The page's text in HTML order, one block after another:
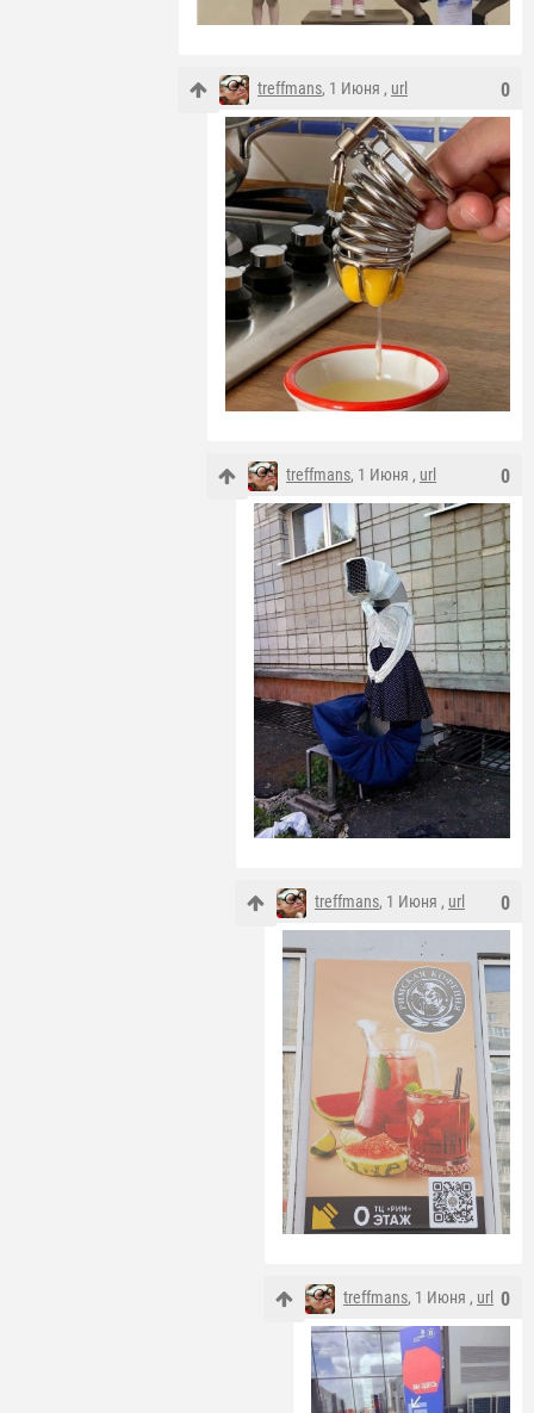
0
treffmans, 1 Июня , url
0
treffmans, 1 Июня , url
0
treffmans, 1 Июня , url
0
treffmans, 1 Июня , url